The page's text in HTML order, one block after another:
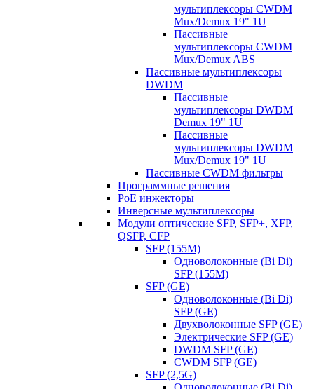
мультиплексоры CWDM
Mux/Demux 19" 1U
Пассивные
мультиплексоры CWDM
Mux/Demux ABS
Пассивные мультиплексоры
DWDM
Пассивные
мультиплексоры DWDM
Demux 19" 1U
Пассивные
мультиплексоры DWDM
Mux/Demux 19" 1U
Пассивные CWDM фильтры
Программные решения
PoE инжекторы
Инверсные мультиплексоры
Модули оптические SFP, SFP+, XFP,
QSFP, CFP
SFP (155M)
Одноволоконные (Bi Di)
SFP (155M)
SFP (GE)
Одноволоконные (Bi Di)
SFP (GE)
Двухволоконные SFP (GE)
Электрические SFP (GE)
DWDM SFP (GE)
CWDM SFP (GE)
SFP (2,5G)